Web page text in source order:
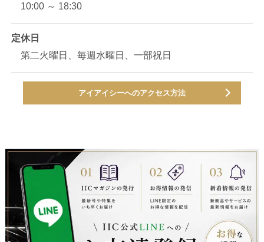
10:00 ～ 18:30
定休日
第二火曜日、毎週水曜日、一部祝日
アイアイシーへのアクセス方法